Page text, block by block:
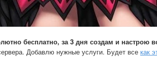
бесплатно, за 3 дня создам и настрою
Добавлю нужные услуги. Будет все как